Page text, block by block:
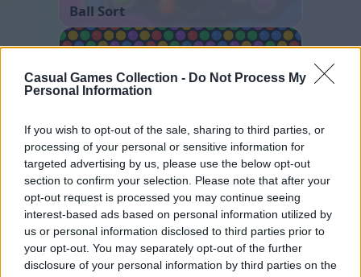
Casual Games Collection - Do Not Process My
Personal Information
If you wish to opt-out of the sale, sharing to third parties, or
processing of your personal or sensitive information for
targeted advertising by us, please use the below opt-out
section to confirm your selection. Please note that after your
opt-out request is processed you may continue seeing
interest-based ads based on personal information utilized by
us or personal information disclosed to third parties prior to
your opt-out. You may separately opt-out of the further
disclosure of your personal information by third parties on the
Ball Sort
Bubble Shooter